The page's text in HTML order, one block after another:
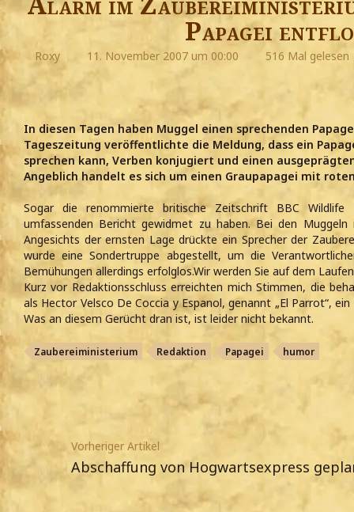
Papagei
Roxy 11. November 2007 um 00:00 516 Mal gelesen
In diesen Tagen haben Muggel einen sprechenden
Tageszeitung veröffentlichte die Meldung, dass ein
sprechen kann, Verben konjugiert und einen
Angeblich handelt es sich um einen Graupapagei mit
Sogar die renommierte britische Zeitschrift BBC Wildlife
umfassenden Bericht gewidmet zu haben. Bei den
Angesichts der ernsten Lage drückte ein Sprecher der
wurde eine Sondertruppe abgestellt, um die
Bemühungen allerdings erfolglos.Wir werden Sie auf dem
Kurz vor Redaktionsschluss erreichten mich Stimmen, die
als Hector Velsco De Coccia y Espanol, genannt „El Parrot“,
Was an diesem Gerücht dran ist, ist leider nicht bekannt.
Zaubereiministerium Redaktion Papagei humor
Vorheriger Artikel
Abschaffung von Hogwartsexpress